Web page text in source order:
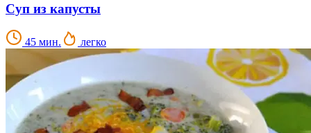
Суп из капусты
45 мин. легко